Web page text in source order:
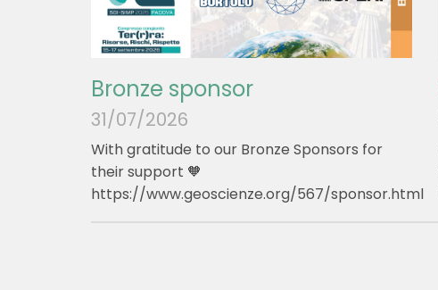
Bronze sponsor
31/07/2026
With gratitude to our Bronze Sponsors for
their support 🧡
https://www.geoscienze.org/567/sponsor.html